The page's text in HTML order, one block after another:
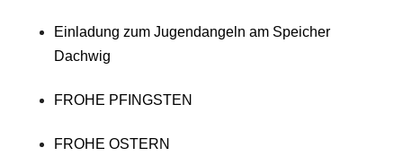
Einladung zum Jugendangeln am Speicher
Dachwig
FROHE PFINGSTEN
FROHE OSTERN